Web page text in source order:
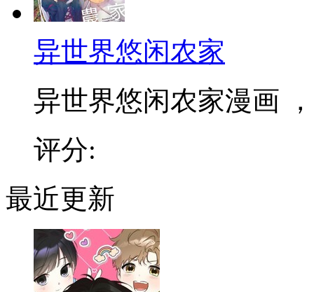
异世界悠闲农家
异世界悠闲农家漫画
评分:
最近更新